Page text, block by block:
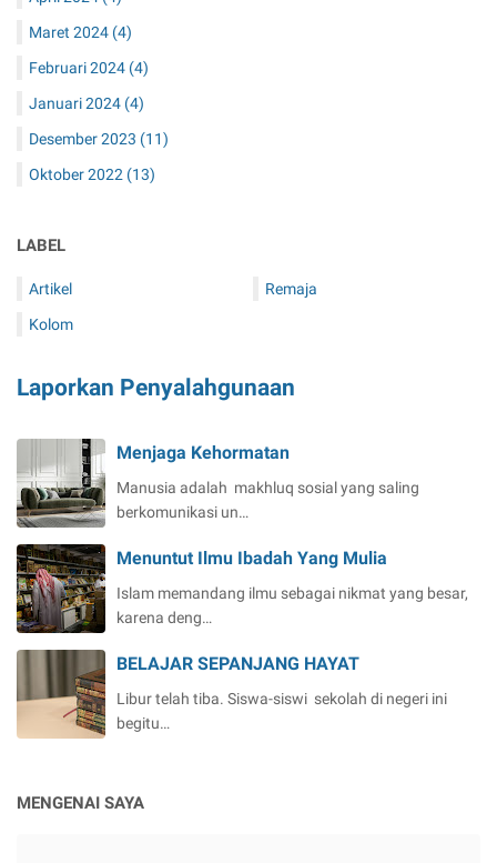
Maret 2024 (4)
Februari 2024 (4)
Januari 2024 (4)
Desember 2023 (11)
Oktober 2022 (13)
LABEL
Artikel
Kolom
Remaja
Laporkan Penyalahgunaan
Menjaga Kehormatan
Manusia adalah makhluq sosial yang saling
berkomunikasi un…
Menuntut Ilmu Ibadah Yang Mulia
Islam memandang ilmu sebagai nikmat yang besar,
karena deng…
BELAJAR SEPANJANG HAYAT
Libur telah tiba. Siswa-siswi sekolah di negeri ini
begitu…
MENGENAI SAYA